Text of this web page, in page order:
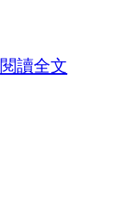
閱讀全文